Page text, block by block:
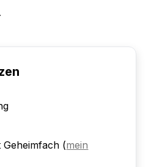
Geheimfach (mein